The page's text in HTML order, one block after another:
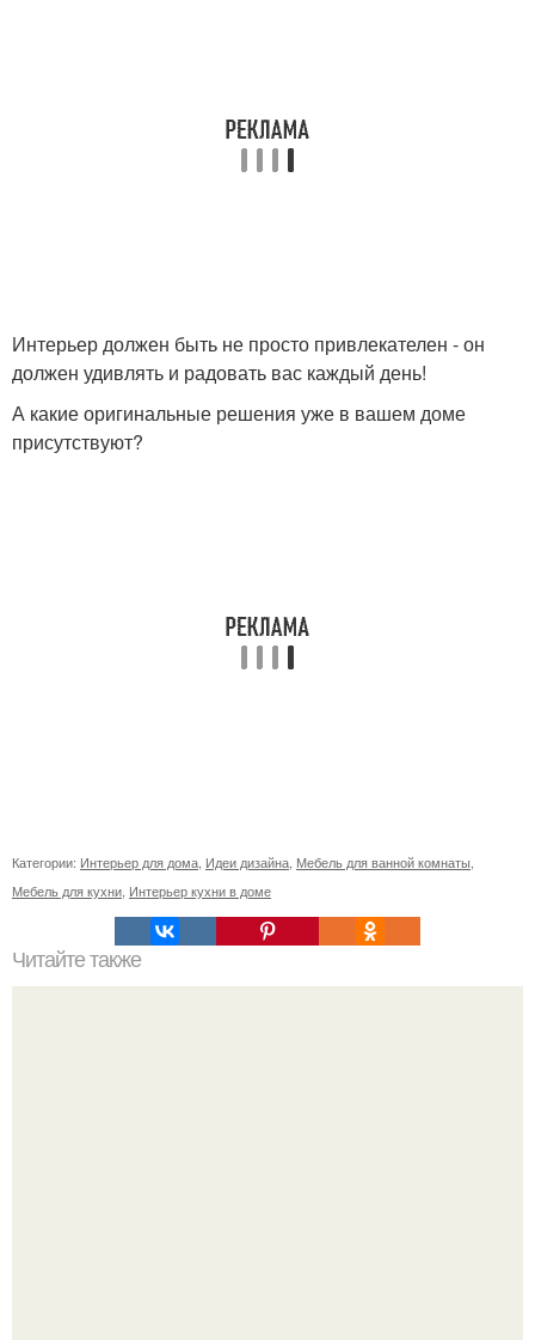
Интерьер должен быть не просто привлекателен - он
должен удивлять и радовать вас каждый день!
А какие оригинальные решения уже в вашем доме
присутствуют?
Категории: Интерьер для дома Идеи дизайна Мебель для ванной комнаты
Мебель для кухни Интерьер кухни в доме
Читайте также